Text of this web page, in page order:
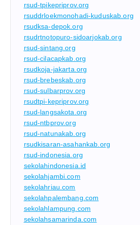
rsud-tpikepriprov.org
rsuddrloekmonohadi-kuduskab.org
rsudksa-depok.org
rsudrtnotopuro-sidoarjokab.org
rsud-sintang.org
rsud-cilacapkab.org
rsudkoja-jakarta.org
rsud-brebeskab.org
rsud-sulbarprov.org
rsudtpi-kepriprov.org
rsud-langsakota.org
rsud-ntbprov.org
rsud-natunakab.org
rsudkisaran-asahankab.org
rsud-indonesia.org
sekolahindonesia.id
sekolahjambi.com
sekolahriau.com
sekolahpalembang.com
sekolahlampung.com
sekolahsamarinda.com